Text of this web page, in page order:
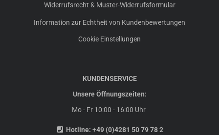
Widerrufsrecht & Muster-Widerrufsformular
Information zur Echtheit von Kundenbewertungen
Cookie Einstellungen
KUNDENSERVICE
Unsere Öffnungszeiten:
Mo - Fr 10:00 - 16:00 Uhr
Hotline: +49 (0)4281 50 79 78 2